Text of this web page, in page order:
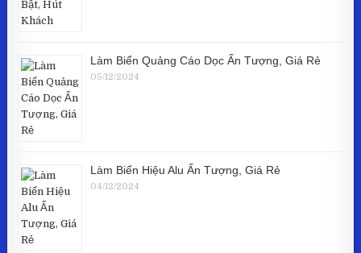
Làm Biển Quảng Cáo Dọc Ấn Tượng, Giá Rẻ
05/12/2024
Làm Biển Hiệu Alu Ấn Tượng, Giá Rẻ
04/12/2024